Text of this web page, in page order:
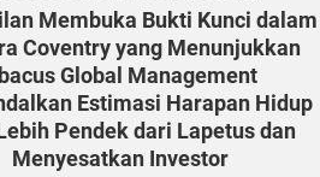
Membuka Bukti Kunci dalam
Coventry yang Menunjukkan
Global Management
Estimasi Harapan Hidup
Pendek dari Lapetus dan
Menyesatkan Investor